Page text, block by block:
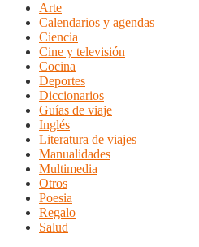
Arte
Calendarios y agendas
Ciencia
Cine y televisión
Cocina
Deportes
Diccionarios
Guías de viaje
Inglés
Literatura de viajes
Manualidades
Multimedia
Otros
Poesia
Regalo
Salud